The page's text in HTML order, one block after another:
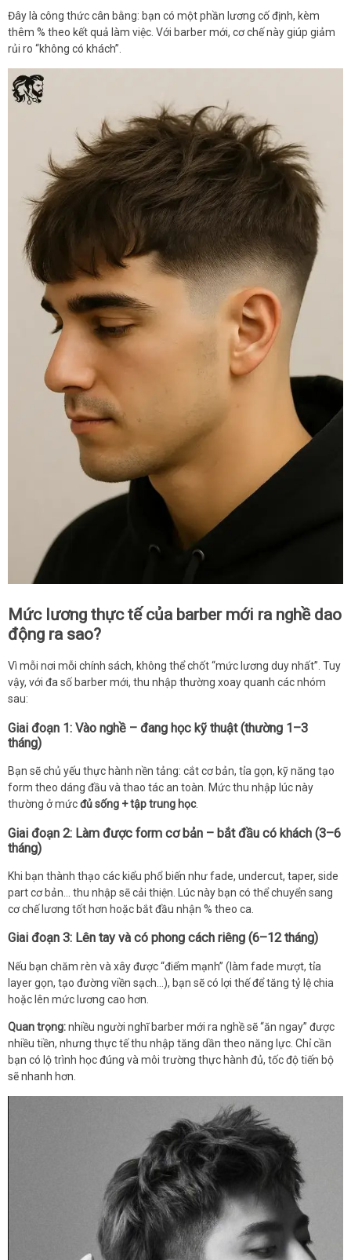
Đây là công thức cân bằng: bạn có một phần lương cố định, kèm
thêm % theo kết quả làm việc. Với barber mới, cơ chế này giúp giảm
rủi ro “không có khách”.
Mức lương thực tế của barber mới ra nghề dao
động ra sao?
Vì mỗi nơi mỗi chính sách, không thể chốt “mức lương duy nhất”. Tuy
vậy, với đa số barber mới, thu nhập thường xoay quanh các nhóm
sau:
Giai đoạn 1: Vào nghề – đang học kỹ thuật (thường 1–3
tháng)
Bạn sẽ chủ yếu thực hành nền tảng: cắt cơ bản, tỉa gọn, kỹ năng tạo
form theo dáng đầu và thao tác an toàn. Mức thu nhập lúc này
thường ở mứcđủ sống + tập trung học.
Giai đoạn 2: Làm được form cơ bản – bắt đầu có khách (3–6
tháng)
Khi bạn thành thạo các kiểu phổ biến như fade, undercut, taper, side
part cơ bản… thu nhập sẽ cải thiện. Lúc này bạn có thể chuyển sang
cơ chế lương tốt hơn hoặc bắt đầu nhận % theo ca.
Giai đoạn 3: Lên tay và có phong cách riêng (6–12 tháng)
Nếu bạn chăm rèn và xây được “điểm mạnh” (làm fade mượt, tỉa
layer gọn, tạo đường viền sạch…), bạn sẽ có lợi thế để tăng tỷ lệ chia
hoặc lên mức lương cao hơn.
Quan trọng:nhiều người nghĩ barber mới ra nghề sẽ “ăn ngay” được
nhiều tiền, nhưng thực tế thu nhập tăng dần theo năng lực. Chỉ cần
bạn có lộ trình học đúng và môi trường thực hành đủ, tốc độ tiến bộ
sẽ nhanh hơn.